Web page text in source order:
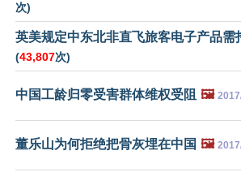
次)
英美规定中东北非直飞旅客电子产品需
(43,807次)
中国工龄归零受害群体维权受阻 🖼️
董乐山为何拒绝把骨灰埋在中国 🖼️